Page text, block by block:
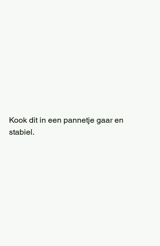
Kook dit in een pannetje gaar en
stabiel.